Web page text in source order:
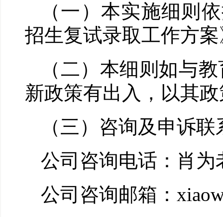
（一）本实施细则
招生复试录取工作方
（二）本细则如与
新政策有出入，以其
（三）咨询及申诉
公司咨询电话： 肖为
公司咨询邮箱：